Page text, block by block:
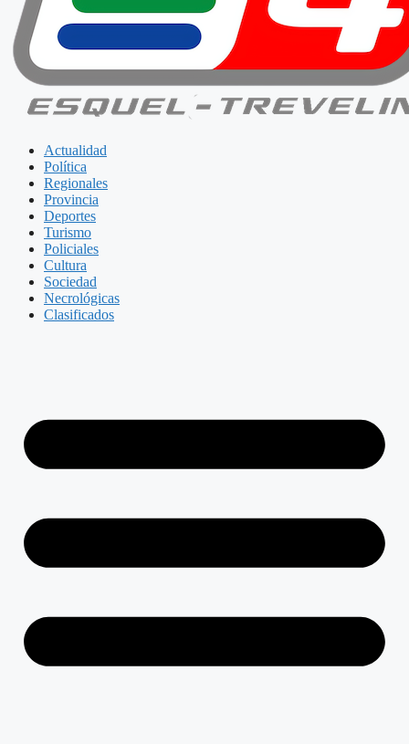
Actualidad
Política
Regionales
Provincia
Deportes
Turismo
Policiales
Cultura
Sociedad
Necrológicas
Clasificados